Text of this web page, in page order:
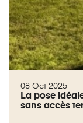
08 Oct 2025
La pose
sans accès